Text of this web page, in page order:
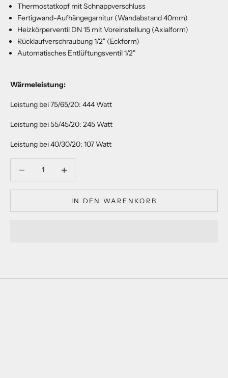
Thermostatkopf mit Schnappverschluss
Fertigwand-Aufhängegarnitur (Wandabstand 40mm)
Heizkörperventil DN 15 mit Voreinstellung (Axialform)
Rücklaufverschraubung 1/2" (Eckform)
Automatisches Entlüftungsventil 1/2"
Wärmeleistung:
Leistung bei 75/65/20: 444 Watt
Leistung bei 55/45/20: 245 Watt
Leistung bei 40/30/20: 107 Watt
IN DEN WARENKORB